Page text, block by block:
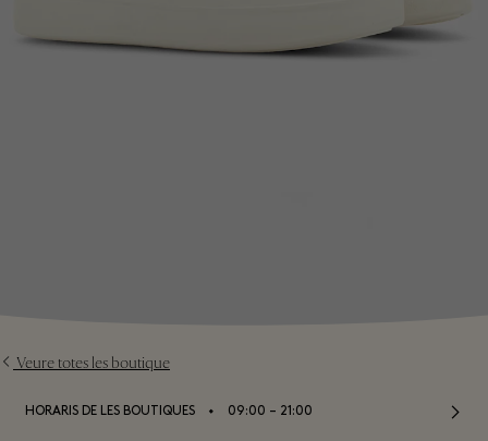
Veure totes les boutique
HORARIS DE LES BOUTIQUES ⬩ 09:00 – 21:00